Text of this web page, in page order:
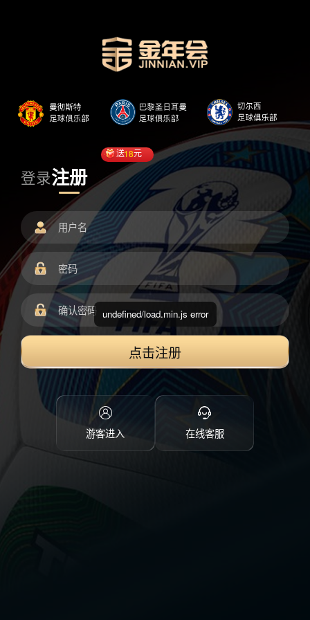
登录注册
送18元
点击注册
游客进入 在线客服
undefined/load.min.js error